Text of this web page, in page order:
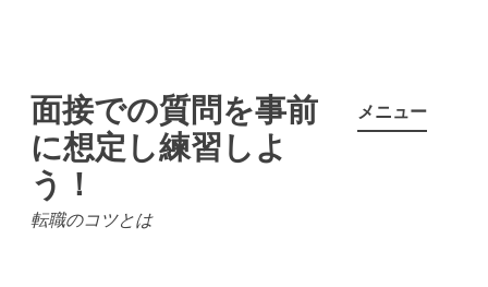
ン
テ
ン
ツ
へ
面接での質問を事前
に想定し練習しよ
う！
転職のコツとは
メニュー